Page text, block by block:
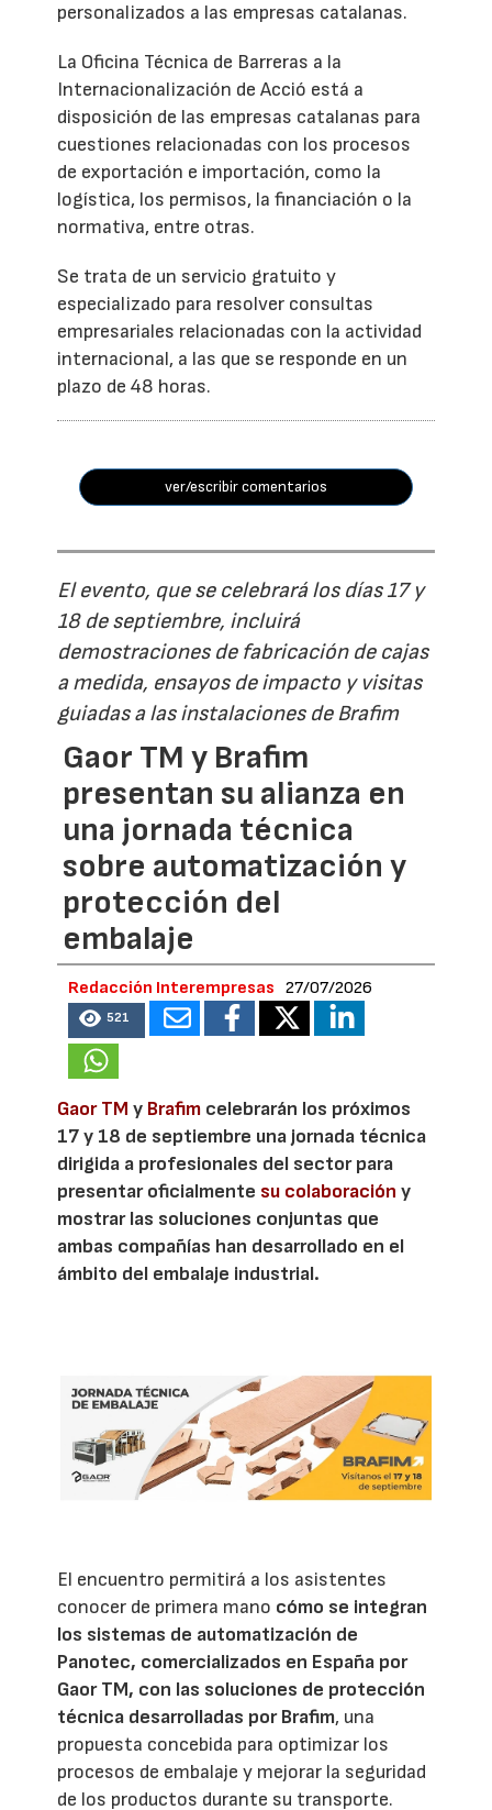
personalizados a las empresas catalanas.
La Oficina Técnica de Barreras a la
Internacionalización de Acció está a
disposición de las empresas catalanas para
cuestiones relacionadas con los procesos
de exportación e importación, como la
logística, los permisos, la financiación o la
normativa, entre otras.
Se trata de un servicio gratuito y
especializado para resolver consultas
empresariales relacionadas con la actividad
internacional, a las que se responde en un
plazo de 48 horas.
ver/escribir comentarios
El evento, que se celebrará los días 17 y
18 de septiembre, incluirá
demostraciones de fabricación de cajas
a medida, ensayos de impacto y visitas
guiadas a las instalaciones de Brafim
Gaor TM y Brafim
presentan su alianza en
una jornada técnica
sobre automatización y
protección del
embalaje
Redacción Interempresas 27/07/2026
521
Gaor TM y Brafim celebrarán los próximos
17 y 18 de septiembre una jornada técnica
dirigida a profesionales del sector para
presentar oficialmente su colaboración y
mostrar las soluciones conjuntas que
ambas compañías han desarrollado en el
ámbito del embalaje industrial.
El encuentro permitirá a los asistentes
conocer de primera mano cómo se integran
los sistemas de automatización de
Panotec, comercializados en España por
Gaor TM, con las soluciones de protección
técnica desarrolladas por Brafim, una
propuesta concebida para optimizar los
procesos de embalaje y mejorar la seguridad
de los productos durante su transporte.